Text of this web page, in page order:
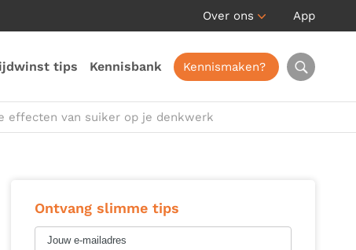
Over ons App
tips Kennisbank Kennismaken?
effecten van suiker op je denkwerk
Ontvang slimme tips